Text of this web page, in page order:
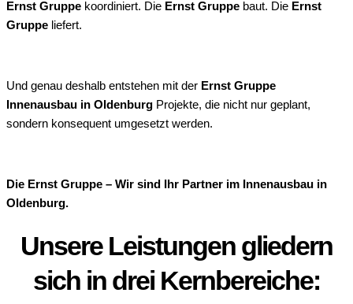
Ernst Gruppe koordiniert. Die Ernst Gruppe baut. Die Ernst
Gruppe liefert.
Und genau deshalb entstehen mit der Ernst Gruppe
Innenausbau in Oldenburg Projekte, die nicht nur geplant,
sondern konsequent umgesetzt werden.
Die Ernst Gruppe – Wir sind Ihr Partner im Innenausbau in
Oldenburg.
Unsere Leistungen gliedern
sich in drei Kernbereiche: